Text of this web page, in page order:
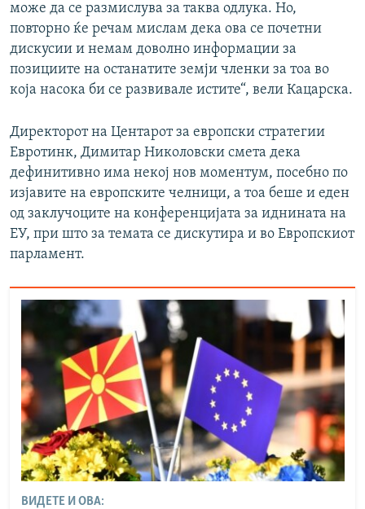
може да се размислува за таква одлука. Но,
повторно ќе речам мислам дека ова се почетни
дискусии и немам доволно информации за
позициите на останатите земји членки за тоа во
која насока би се развивале истите“, вели Кацарска.
Директорот на Центарот за европски стратегии
Евротинк, Димитар Николовски смета дека
дефинитивно има некој нов моментум, посебно по
изјавите на европските челници, а тоа беше и еден
од заклучоците на конференцијата за иднината на
ЕУ, при што за темата се дискутира и во Европскиот
парламент.
ВИДЕТЕ И ОВА: